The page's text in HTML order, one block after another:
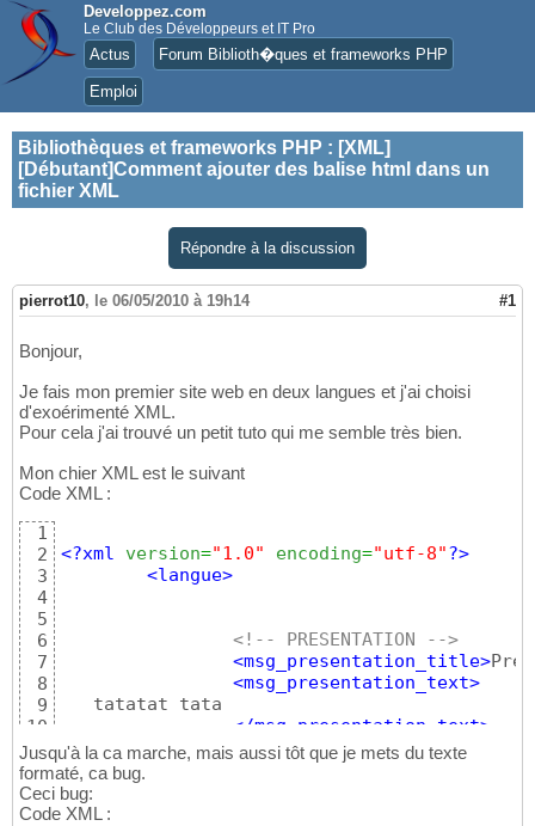
Developpez.com
Le Club des Développeurs et IT Pro
Actus Forum Biblioth�ques et frameworks PHP
Emploi
Bibliothèques et frameworks PHP : [XML]
[Débutant]Comment ajouter des balise html dans un
fichier XML
Répondre à la discussion
pierrot10, le 06/05/2010 à 19h14 #1
Bonjour,
Je fais mon premier site web en deux langues et j'ai choisi
d'exoérimenté XML.
Pour cela j'ai trouvé un petit tuto qui me semble très bien.
Mon chier XML est le suivant
Code XML :
1
2
3
4
5
6
7
8
9
10
11
<?xml version="1.0" encoding="utf-8"?>
<langue>
<!-- PRESENTATION -->
<msg_presentation_title>
<msg_presentation_text>
   tatatat tata
</msg_presentation_text>
</langue >
Jusqu'à la ca marche, mais aussi tôt que je mets du texte
formaté, ca bug.
Ceci bug:
Code XML :